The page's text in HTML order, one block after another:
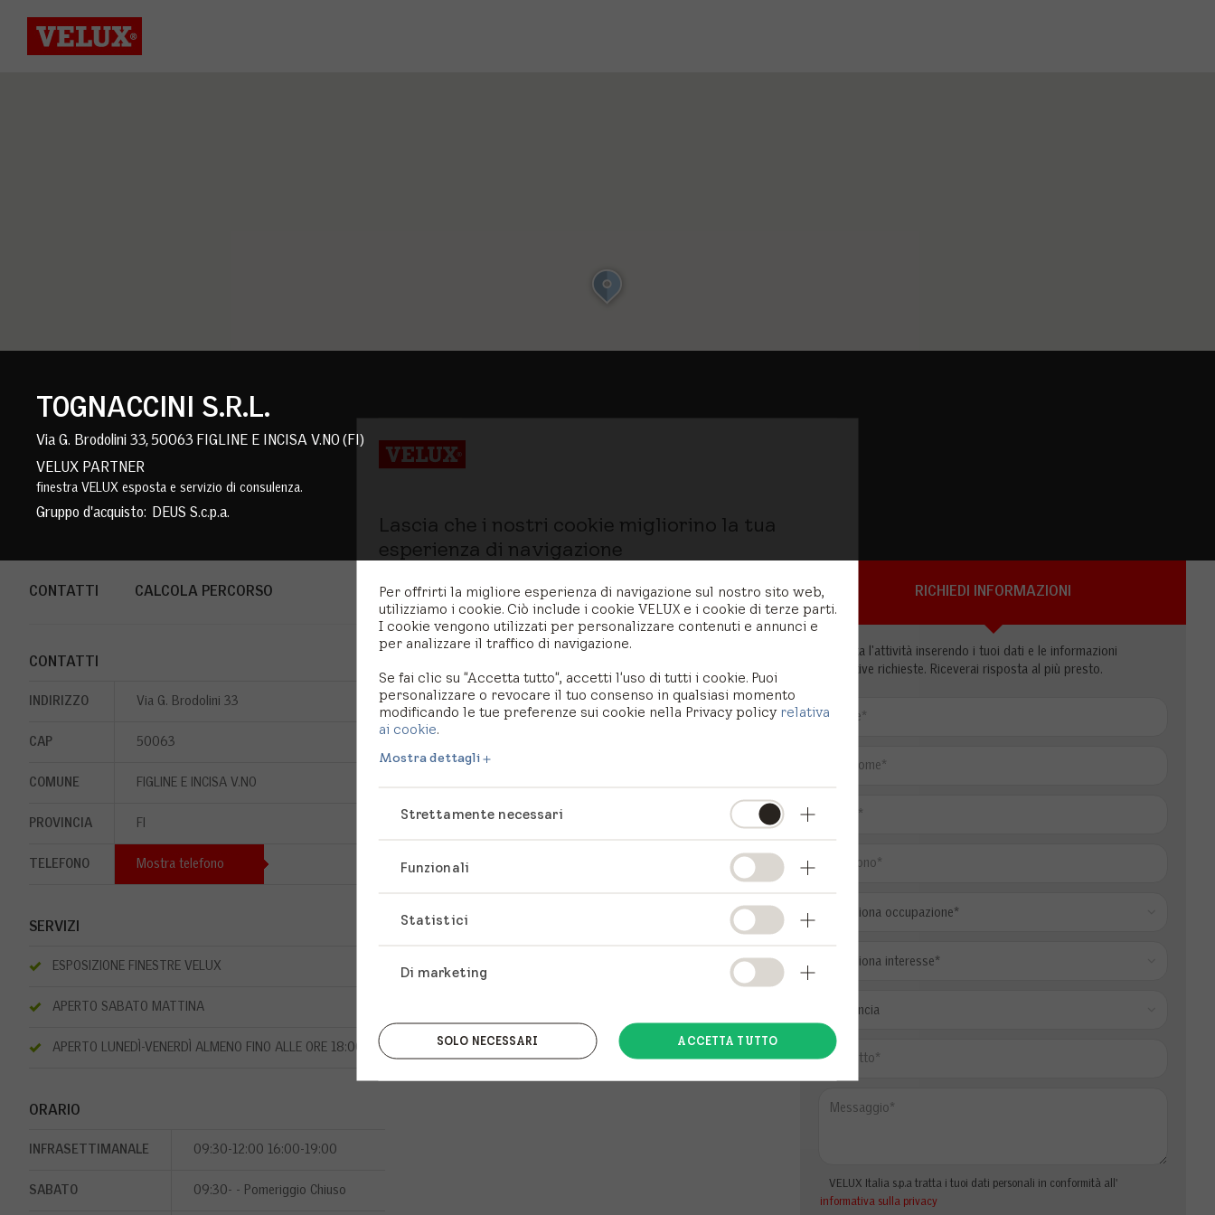
Lascia che i nostri cookie migliorino la tua
esperienza di navigazione
Per offrirti la migliore esperienza di navigazione sul nostro sito web,
utilizziamo i cookie. Ciò include i cookie VELUX e i cookie di terze parti.
I cookie vengono utilizzati per personalizzare contenuti e annunci e
per analizzare il traffico di navigazione.
Se fai clic su "Accetta tutto", accetti l'uso di tutti i cookie. Puoi
personalizzare o revocare il tuo consenso in qualsiasi momento
modificando le tue preferenze sui cookie nella Privacy policy relativa
ai cookie.
Mostra dettagli
Strettamente necessari
Funzionali
Statistici
Di marketing
SOLO NECESSARI ACCETTA TUTTO
TOGNACCINI S.R.L.
Via G. Brodolini 33, 50063 FIGLINE E INCISA V.NO (FI)
VELUX PARTNER
finestra VELUX esposta e servizio di consulenza.
Gruppo d'acquisto: DEUS S.c.p.a.
CONTATTI CALCOLA PERCORSO RICHIEDI INFORMAZIONI
CONTATTI
INDIRIZZO Via G. Brodolini 33
CAP 50063
COMUNE FIGLINE E INCISA V.NO
PROVINCIA FI
TELEFONO Mostra telefono
SERVIZI
ESPOSIZIONE FINESTRE VELUX
APERTO SABATO MATTINA
APERTO LUNEDÌ-VENERDÌ ALMENO FINO ALLE ORE 18:00
ORARIO
INFRASETTIMANALE 09:30-12:00 16:00-19:00
SABATO 09:30- - Pomeriggio Chiuso
Contatta l'attività inserendo i tuoi dati e le informazioni
aggiuntive richieste. Riceverai risposta al più presto.
VELUX Italia s.p.a tratta i tuoi dati personali in conformità all'
informativa sulla privacy